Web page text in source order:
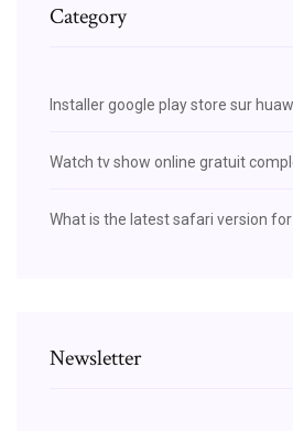
Category
Installer google play store sur
Watch tv show online gratuit
What is the latest safari version for
Newsletter